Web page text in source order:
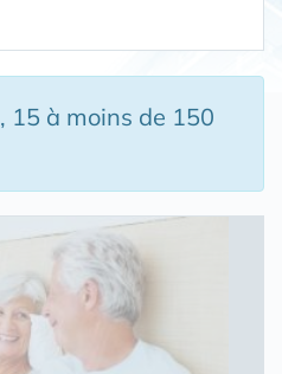
, 15 à moins de 150